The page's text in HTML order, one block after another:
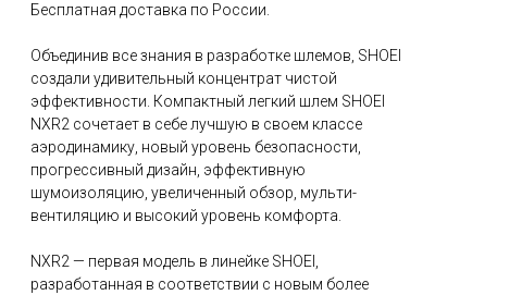
Бесплатная доставка по России.
Объединив все знания в разработке шлемов, SHOEI
создали удивительный концентрат чистой
эффективности. Компактный легкий шлем SHOEI
NXR2 сочетает в себе лучшую в своем классе
аэродинамику, новый уровень безопасности,
прогрессивный дизайн, эффективную
шумоизоляцию, увеличенный обзор, мульти-
вентиляцию и высокий уровень комфорта.
NXR2 — первая модель в линейке SHOEI,
разработанная в соответствии с новым более